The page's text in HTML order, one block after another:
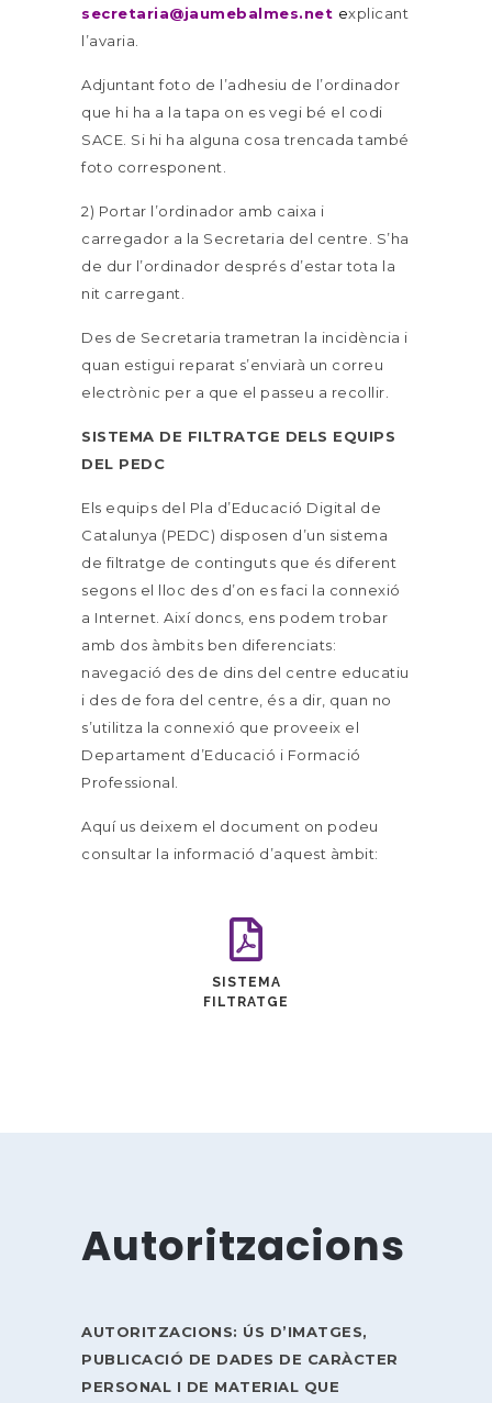
secretaria@jaumebalmes.net explicant
l’avaria.
Adjuntant foto de l’adhesiu de l’ordinador
que hi ha a la tapa on es vegi bé el codi
SACE. Si hi ha alguna cosa trencada també
foto corresponent.
2) Portar l’ordinador amb caixa i
carregador a la Secretaria del centre. S’ha
de dur l’ordinador després d’estar tota la
nit carregant.
Des de Secretaria trametran la incidència i
quan estigui reparat s’enviarà un correu
electrònic per a que el passeu a recollir.
SISTEMA DE FILTRATGE DELS EQUIPS
DEL PEDC
Els equips del Pla d’Educació Digital de
Catalunya (PEDC) disposen d’un sistema
de filtratge de continguts que és diferent
segons el lloc des d’on es faci la connexió
a Internet. Així doncs, ens podem trobar
amb dos àmbits ben diferenciats:
navegació des de dins del centre educatiu
i des de fora del centre, és a dir, quan no
s’utilitza la connexió que proveeix el
Departament d’Educació i Formació
Professional.
Aquí us deixem el document on podeu
consultar la informació d’aquest àmbit:
SISTEMA
FILTRATGE
Autoritzacions
AUTORITZACIONS: ÚS D’IMATGES,
PUBLICACIÓ DE DADES DE CARÀCTER
PERSONAL I DE MATERIAL QUE